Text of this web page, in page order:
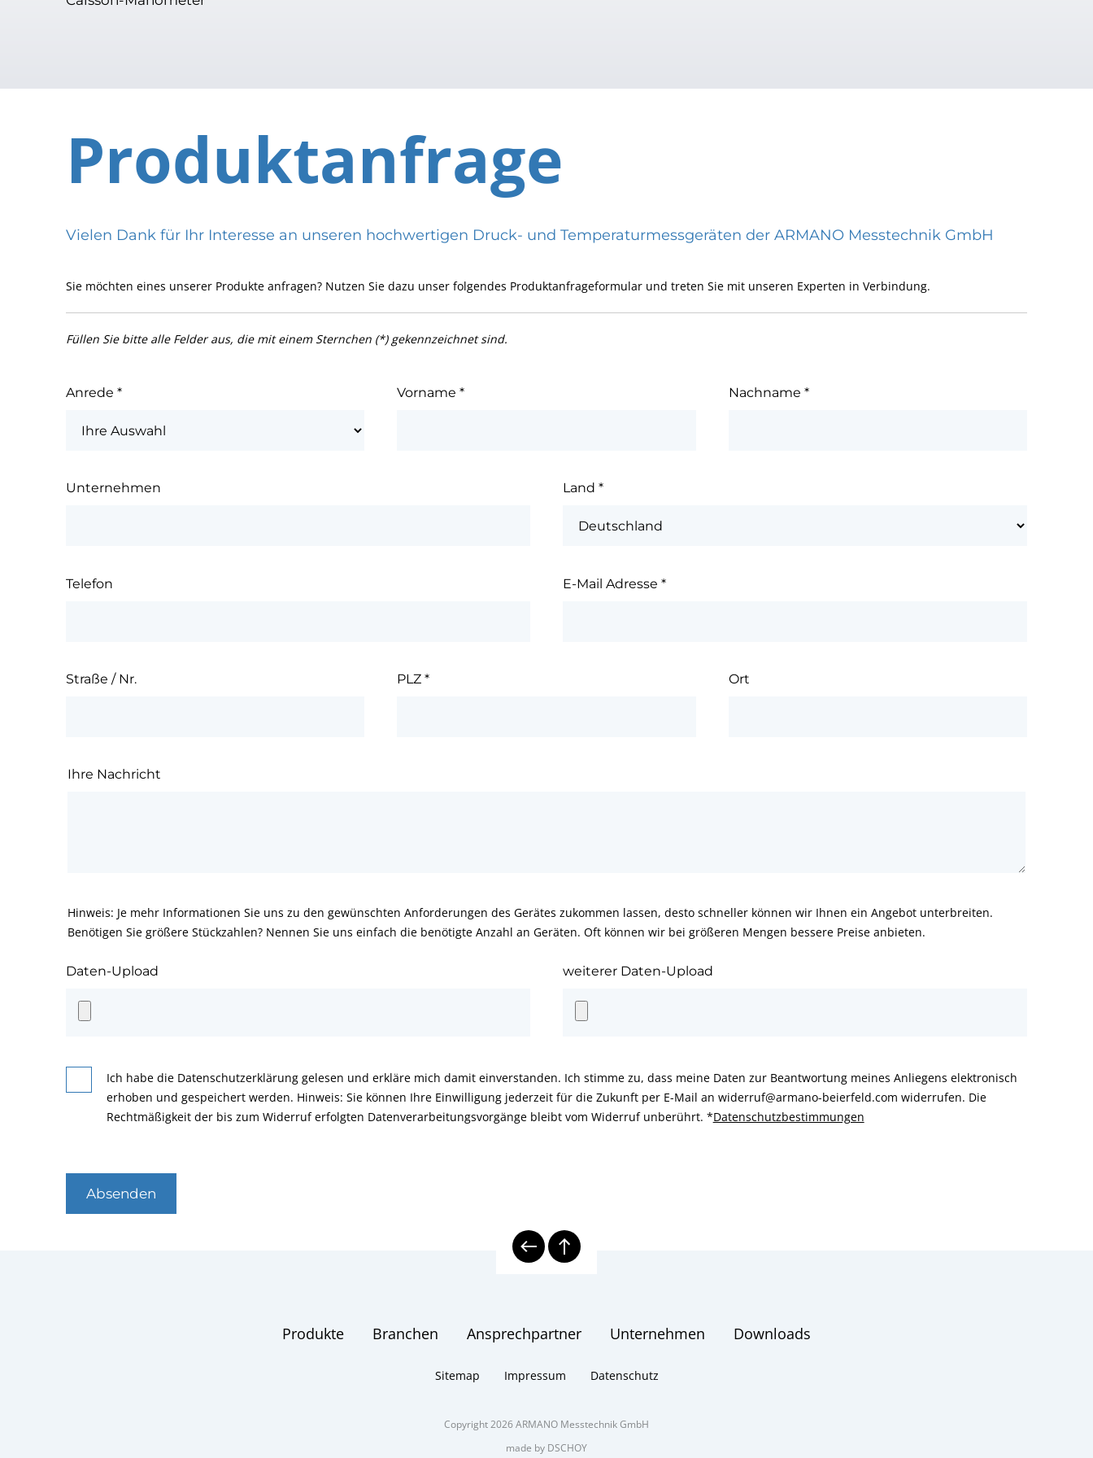
Produktanfrage
Vielen Dank für Ihr Interesse an unseren hochwertigen Druck- und Temperaturmessgeräten der ARMANO Messtechnik GmbH
Sie möchten eines unserer Produkte anfragen? Nutzen Sie dazu unser folgendes Produktanfrageformular und treten Sie mit unseren Experten in Verbindung.
Füllen Sie bitte alle Felder aus, die mit einem Sternchen (*) gekennzeichnet sind.
Anrede * Vorname* Nachname *
Unternehmen Land *
Telefon E-Mail Adresse *
Straße / Nr. PLZ* Ort
Ihre Nachricht
Hinweis: Je mehr Informationen Sie uns zu den gewünschten Anforderungen des Gerätes zukommen lassen, desto schneller können wir Ihnen ein Angebot unterbreiten.
Benötigen Sie größere Stückzahlen? Nennen Sie uns einfach die benötigte Anzahl an Geräten. Oft können wir bei größeren Mengen bessere Preise anbieten.
Daten-Upload weiterer Daten-Upload
Ich habe die Datenschutzerklärung gelesen und erkläre mich damit einverstanden. Ich stimme zu, dass meine Daten zur Beantwortung meines Anliegens elektronisch
erhoben und gespeichert werden. Hinweis: Sie können Ihre Einwilligung jederzeit für die Zukunft per E-Mail an widerruf@armano-beierfeld.com widerrufen. Die
Rechtmäßigkeit der bis zum Widerruf erfolgten Datenverarbeitungsvorgänge bleibt vom Widerruf unberührt. *Datenschutzbestimmungen
Absenden
Produkte Branchen Ansprechpartner Unternehmen Downloads
Sitemap Impressum Datenschutz
Copyright 2026 ARMANO Messtechnik GmbH
made by DSCHOY